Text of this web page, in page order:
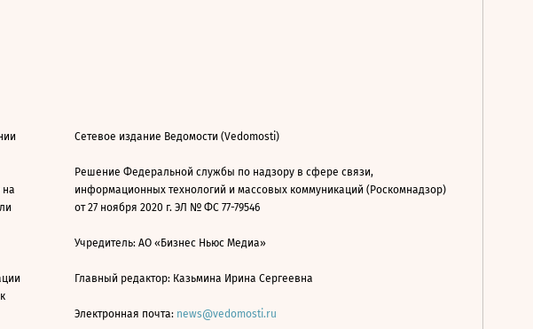
на
Сетевое издание Ведомости (Vedomosti)
Решение Федеральной службы по надзору в сфере связи,
информационных технологий и массовых коммуникаций (Роскомнадзор)
от 27 ноября 2020 г. ЭЛ № ФС 77-79546
Учредитель: АО «Бизнес Ньюс Медиа»
Главный редактор: Казьмина Ирина Сергеевна
Электронная почта: news@vedomosti.ru